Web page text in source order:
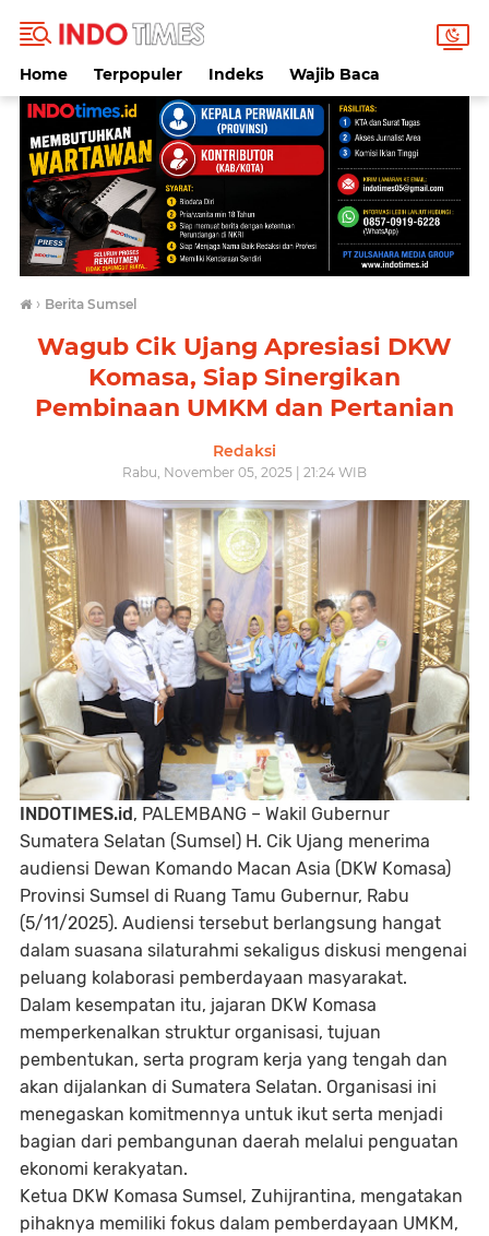
Home Terpopuler Indeks Wajib Baca
› Berita Sumsel
Wagub Cik Ujang Apresiasi DKW
Komasa, Siap Sinergikan
Pembinaan UMKM dan Pertanian
Redaksi
Rabu, November 05, 2025 | 21:24 WIB
INDOTIMES.id, PALEMBANG – Wakil Gubernur
Sumatera Selatan (Sumsel) H. Cik Ujang menerima
audiensi Dewan Komando Macan Asia (DKW Komasa)
Provinsi Sumsel di Ruang Tamu Gubernur, Rabu
(5/11/2025). Audiensi tersebut berlangsung hangat
dalam suasana silaturahmi sekaligus diskusi mengenai
peluang kolaborasi pemberdayaan masyarakat.
Dalam kesempatan itu, jajaran DKW Komasa
memperkenalkan struktur organisasi, tujuan
pembentukan, serta program kerja yang tengah dan
akan dijalankan di Sumatera Selatan. Organisasi ini
menegaskan komitmennya untuk ikut serta menjadi
bagian dari pembangunan daerah melalui penguatan
ekonomi kerakyatan.
Ketua DKW Komasa Sumsel, Zuhijrantina, mengatakan
pihaknya memiliki fokus dalam pemberdayaan UMKM,